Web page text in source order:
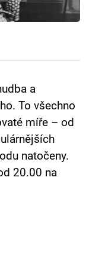
a
To všechno
míře – od
natočeny.
20.00 na